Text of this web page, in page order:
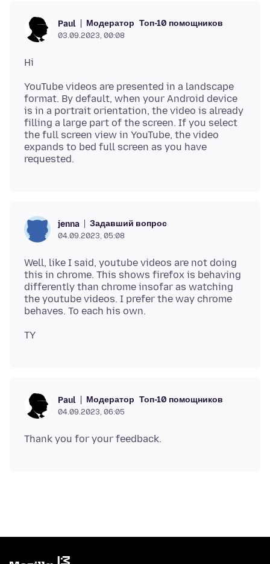
Paul Модератор Топ-10 помощников
03.09.2023, 00:08
YouTube videos are presented in a landscape
format. By default, when your Android device
is in a portrait orientation, the video is already
filling a large part of the screen. If you select
the full screen view in YouTube, the video
expands to bed full screen as you have
jenna Задавший вопрос
04.09.2023, 05:08
Well, like I said, youtube videos are not doing
this in chrome. This shows firefox is behaving
differently than chrome insofar as watching
the youtube videos. I prefer the way chrome
Paul Модератор Топ-10 помощников
04.09.2023, 06:05